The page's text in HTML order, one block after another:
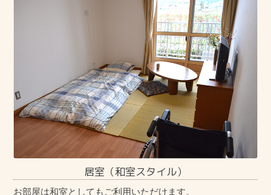
居室（和室スタイル）
お部屋は和室としてもご利用いただけます。